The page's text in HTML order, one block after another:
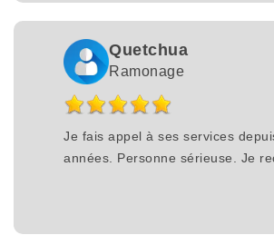
Quetchua
Ramonage
Je fais appel à ses services
années. Personne sérieuse. Je